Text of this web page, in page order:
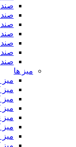
میز ها
میز
میز
میز
میز
میز